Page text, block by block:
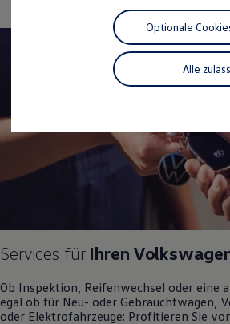
Lifestyle Shop
T-Roc Kollektion
Golf Kollektion
ID. Kollektion
Volkswagen Kollektion
R-Kollektion
#wedriveproud
Besitzer und Service
myVolkswagen
Software Updates
Inspektion und HU/AU
Reparaturen und Checks
Räder und Reifen
Economy Service
Volkswagen Teile
Zubehör
Services für Ihren
Ob Inspektion, Reifenwechsel oder eine
egal ob für Neu- oder Gebrauchtwagen ,
oder Elektrofahrzeuge: Profitieren Sie
Alle
Optionale